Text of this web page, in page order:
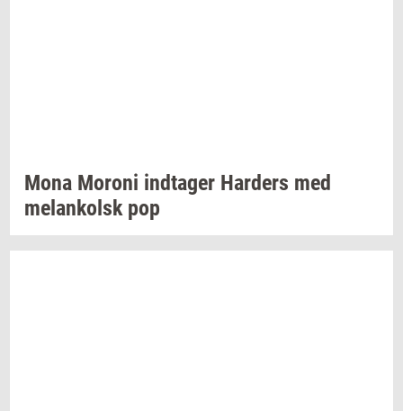
Mona Mor­o­ni ind­ta­ger Har­ders med
melan­kolskpop